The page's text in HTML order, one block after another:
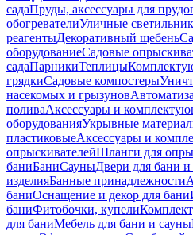
садаПруды, аксессуары для
обогревателиУличные
реагентыДекоративный щебень
оборудованиеСадовые
садаПарникиТеплицы
грядкиСадовые компостеры
насекомых и грызунов
поливаАксессуары и
оборудованияУкрывные
пластиковыеАксессуары и
опрыскивателейШланги для
баниБаниСауныДвери для бани
изделияБанные принадлежности
баниОснащение и декор для бани
баниФитобочки, купели
для баниМебель для бани и сауны